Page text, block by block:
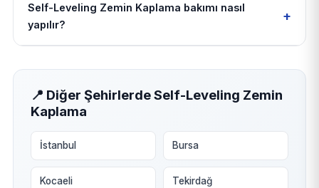
Self-Leveling Zemin Kaplama bakımı nasıl
yapılır?
+
📍 Diğer Şehirlerde Self-Leveling Zemin
Kaplama
İstanbul Bursa
Kocaeli Tekirdağ